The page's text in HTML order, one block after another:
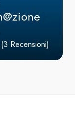
(3 Recensioni)